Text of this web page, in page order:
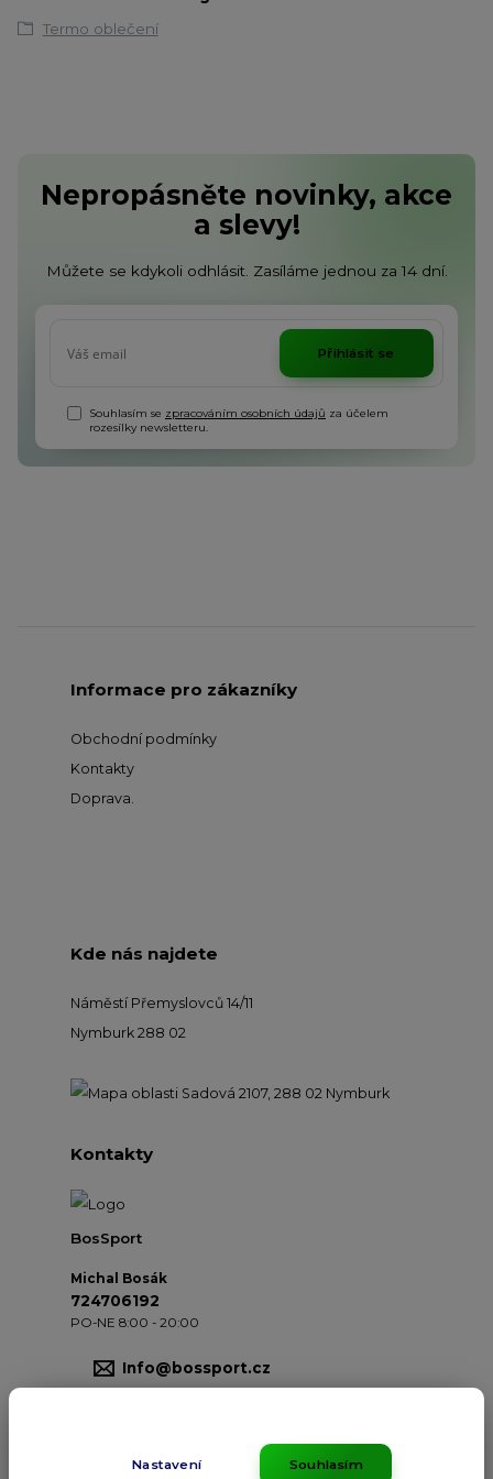
Termo oblečení
Nepropásněte novinky, akce
a slevy!
Můžete se kdykoli odhlásit. Zasíláme jednou za 14 dní.
Přihlásit se
Souhlasím se zpracováním osobních údajů za účelem
rozesílky newsletteru.
Informace pro zákazníky
Obchodní podmínky
Kontakty
Doprava
Kde nás najdete
Náměstí Přemyslovců 14/11
Nymburk 288 02
Kontakty
BosSport
Michal Bosák
724706192
PO-NE 8:00 - 20:00
Info@bossport.cz
Nastavení Souhlasím